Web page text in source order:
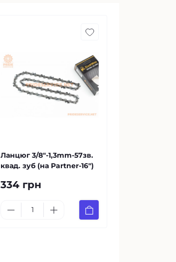
Ланцюг 3/8"-1,3mm-57зв.
квад. зуб (на Partner-16")
334 грн